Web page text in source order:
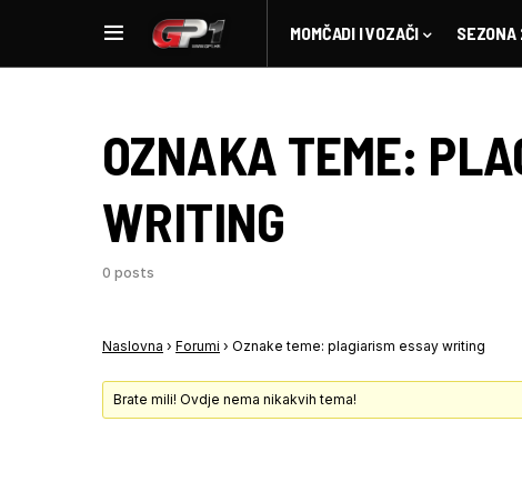
MOMČADI I VOZAČI
OZNAKA TEME:
WRITING
0 posts
Naslovna › Forumi › Oznake teme: plagiarism essay writing
Brate mili! Ovdje nema nikakvih tema!